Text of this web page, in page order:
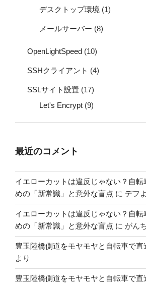
デスクトップ環境 (1)
メールサーバー (8)
OpenLightSpeed (10)
SSHクライアント (4)
SSLサイト設置 (17)
Let's Encrypt (9)
最近のコメント
イエローカットは違反じゃない？自転
めの「新常識」と意外な盲点 に デフ
イエローカットは違反じゃない？自転
めの「新常識」と意外な盲点 に がん
豊玉陸橋側道をモヤモヤと自転車で直
より
豊玉陸橋側道をモヤモヤと自転車で直